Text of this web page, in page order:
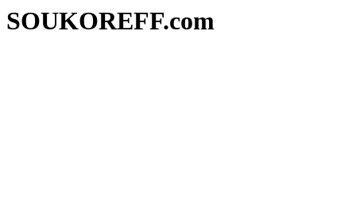
SOUKOREFF.com